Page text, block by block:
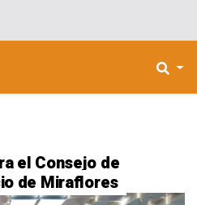
el Consejo de
de Miraflores